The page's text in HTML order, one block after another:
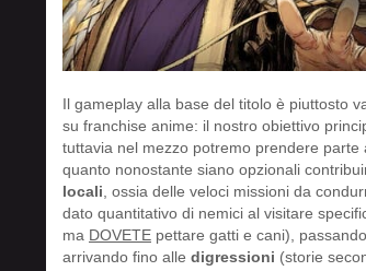
Il gameplay alla base del titolo è piuttosto
su franchise anime: il nostro obiettivo
tuttavia nel mezzo potremo prendere
quanto nonostante siano opzionali
locali , ossia delle veloci missioni da
dato quantitativo di nemici al visitare
ma DOVETE pettare gatti e cani),
arrivando fino alle digressioni (storie